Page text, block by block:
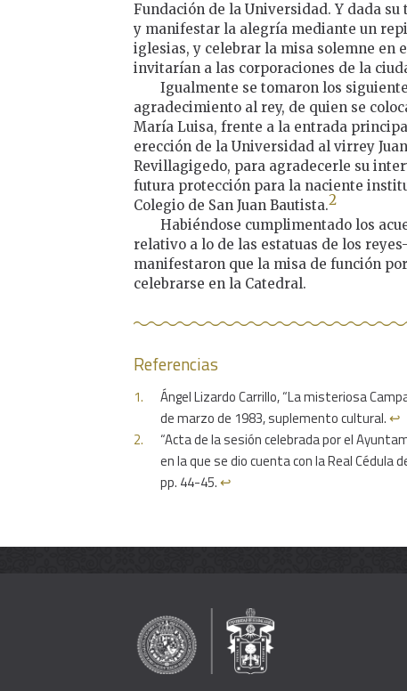
Fundación de la Universidad. Y dada
y manifestar la alegría mediante un
iglesias, y celebrar la misa solemne en
invitarían a las corporaciones de la
Igualmente se tomaron los
agradecimiento al rey, de quien se
María Luisa, frente a la entrada
erección de la Universidad al virrey
Revillagigedo, para agradecerle su
futura protección para la naciente
Colegio de San Juan Bautista.2
Habiéndose cumplimentado los
relativo a lo de las estatuas de los
manifestaron que la misa de función
celebrarse en la Catedral.
Referencias
Ángel Lizardo Carrillo, “La misteriosa
de marzo de 1983, suplemento cultural.↩︎
“Acta de la sesión celebrada por el
en la que se dio cuenta con la Real Cédula
pp. 44-45.↩︎